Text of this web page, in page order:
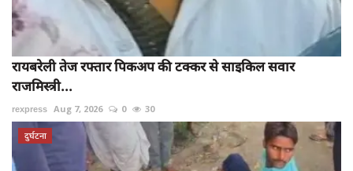
रायबरेली तेज रफ्तार पिकअप की टक्कर से साइकिल सवार
राजमिस्त्री...
rexpress Aug 7, 2026 0 30
दुर्घटना